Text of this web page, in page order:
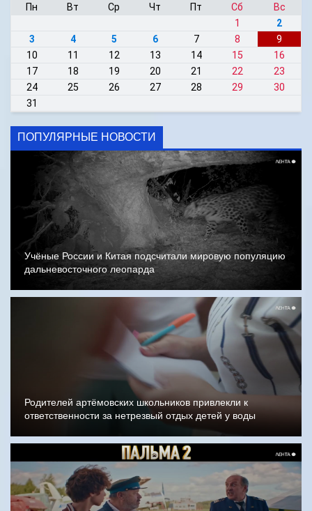
Пн Вт Ср Чт Пт Сб
Вс
1
2
3
4 5 6 7 8
9
10
11 12 13 14 15
16
17
18 19 20 21 22
23
24
25 26 27 28 29
30
31
ПОПУЛЯРНЫЕ НОВОСТИ
Учёные России и Китая подсчитали мировую популяцию
дальневосточного леопарда
Родителей артёмовских школьников привлекли к
ответственности за нетрезвый отдых детей у воды